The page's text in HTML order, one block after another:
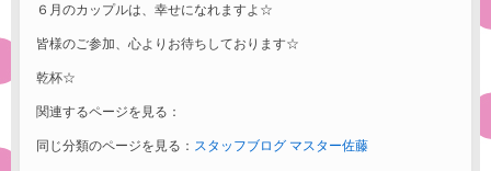
６月のカップルは、幸せになれますよ☆
皆様のご参加、心よりお待ちしております☆
乾杯☆
関連するページを見る：
同じ分類のページを見る： スタッフブログ マスター佐藤